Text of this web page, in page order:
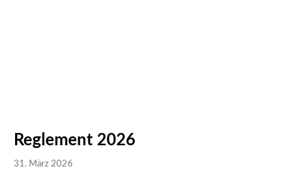
Reglement 2026
31. März 2026